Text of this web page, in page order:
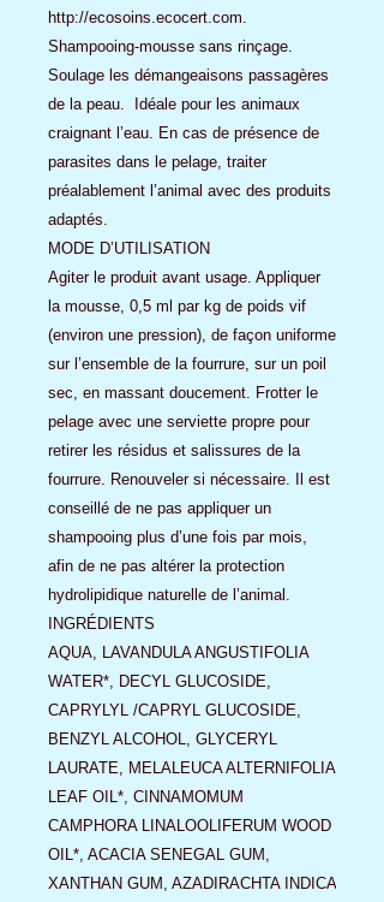
http://ecosoins.ecocert.com.
Shampooing-mousse sans rinçage.
Soulage les démangeaisons passagères
de la peau. Idéale pour les animaux
craignant l’eau. En cas de présence de
parasites dans le pelage, traiter
préalablement l’animal avec des produits
adaptés.
MODE D’UTILISATION
Agiter le produit avant usage. Appliquer
la mousse, 0,5 ml par kg de poids vif
(environ une pression), de façon uniforme
sur l’ensemble de la fourrure, sur un poil
sec, en massant doucement. Frotter le
pelage avec une serviette propre pour
retirer les résidus et salissures de la
fourrure. Renouveler si nécessaire. Il est
conseillé de ne pas appliquer un
shampooing plus d’une fois par mois,
afin de ne pas altérer la protection
hydrolipidique naturelle de l’animal.
INGRÉDIENTS
AQUA, LAVANDULA ANGUSTIFOLIA
WATER*, DECYL GLUCOSIDE,
CAPRYLYL /CAPRYL GLUCOSIDE,
BENZYL ALCOHOL, GLYCERYL
LAURATE, MELALEUCA ALTERNIFOLIA
LEAF OIL*, CINNAMOMUM
CAMPHORA LINALOOLIFERUM WOOD
OIL*, ACACIA SENEGAL GUM,
XANTHAN GUM, AZADIRACHTA INDICA